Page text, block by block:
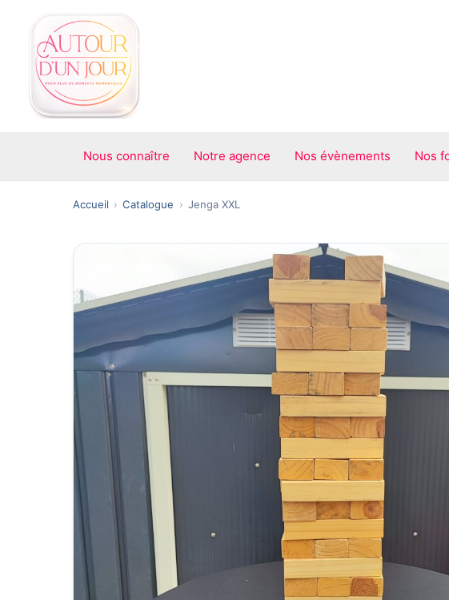
contenu
Nous connaître Notre agence Nos évènements Nos
Accueil Catalogue Jenga XXL